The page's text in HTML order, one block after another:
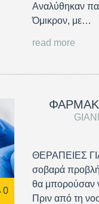
Αναλύθηκαν
Όμικρον, με…
read more
0
ΘΕΡΑΠΕΙΕΣ
σοβαρά
θα μπορούσαν
Πριν από τη